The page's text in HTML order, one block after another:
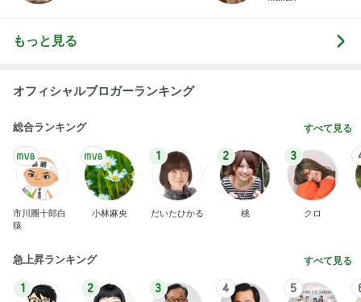
もっと見る
オフィシャルブロガーランキング
総合ランキング すべて見る
市川團十郎白
猿
小林麻央
1
だいたひかる
2
桃
3
クロ
急上昇ランキング すべて見る
1 2 3 4 5